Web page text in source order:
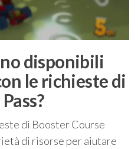
disponibili
le richieste di
di Booster Course
di risorse per aiutare